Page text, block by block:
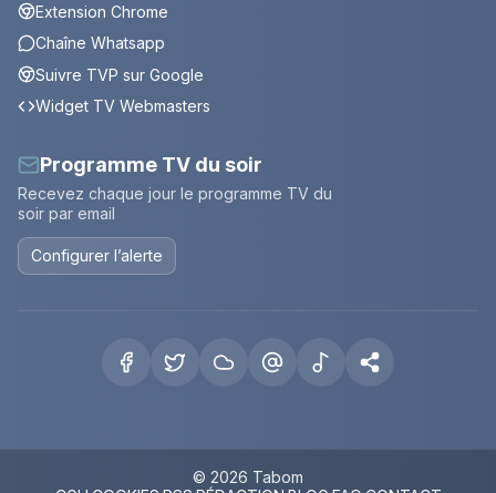
Extension Chrome
Chaîne Whatsapp
Suivre TVP sur Google
Widget TV Webmasters
Programme TV du soir
Recevez chaque jour le programme TV du
soir par email
Configurer l’alerte
© 2026 Tabom